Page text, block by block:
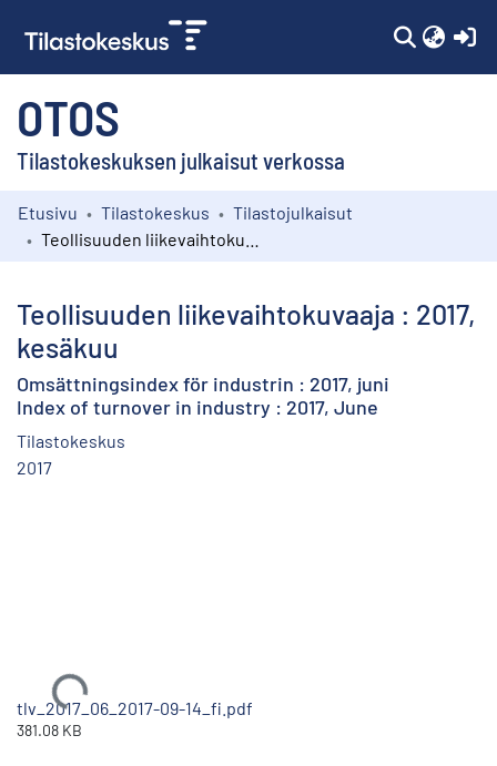
OTOS
Tilastokeskuksen julkaisut verkossa
Kokoelmat
Etusivu Tilastokeskus
Tilastojulkaisut
Teollisuuden liikevaihtokuvaaja : 2017,
kesäkuu
Omsättningsindex för industrin : 2017, juni
Index of turnover in industry : 2017, June
Tilastokeskus
2017
Ladataan...
tlv_2017_06_2017-09-14_fi.pdf
381.08 KB